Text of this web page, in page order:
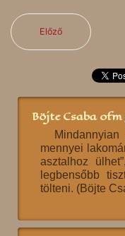
Előző
Böjte Csaba
mennyei
asztalhoz
legbensőbb
tölteni. (Böjte